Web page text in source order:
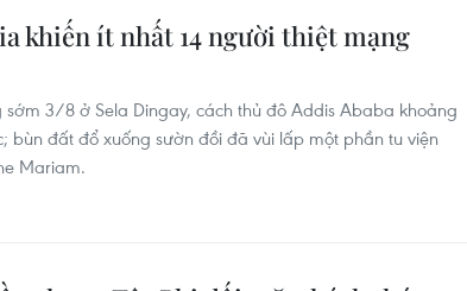
khiến ít nhất 14 người thiệt mạng
3/8 ở Sela Dingay, cách thủ đô Addis Ababa khoảng
bùn đất đổ xuống sườn đồi đã vùi lấp một phần tu viện
Mariam.